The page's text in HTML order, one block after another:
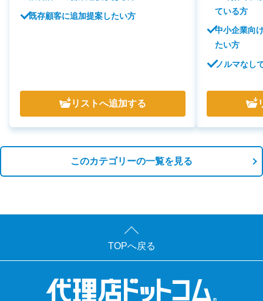
既存顧客に追加提案したい方
リストへ追加する
ている方
中小企業向
たい方
ノルマなし
このカテゴリーの一覧を見る
TOPへ戻る